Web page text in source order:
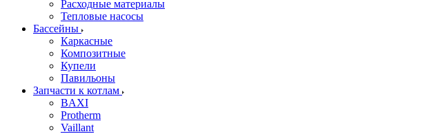
Расходные материалы
Тепловые насосы
Бассейны
Каркасные
Композитные
Купели
Павильоны
Запчасти к котлам
BAXI
Protherm
Vaillant